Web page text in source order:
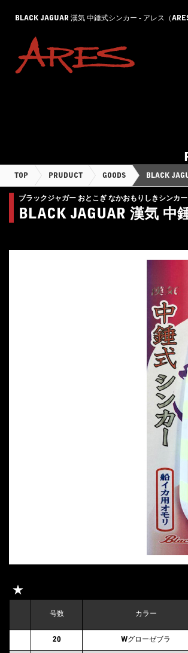
BLACK JAGUAR 漢気 中錘式シンカー - アレス（
TOP PRUDUCT GOODS BLACK
ブラックジャガー おとこぎ なかおもりしきシンカー
BLACK JAGUAR 漢気 中
★
号数 カラー
20 Wグローゼブラ